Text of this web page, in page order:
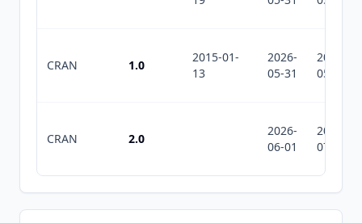
CRAN 1.0
2015-01-
13
2026-
05-31
2026-
05-31
CRAN 2.0
2026-
06-01
2026-
07-10